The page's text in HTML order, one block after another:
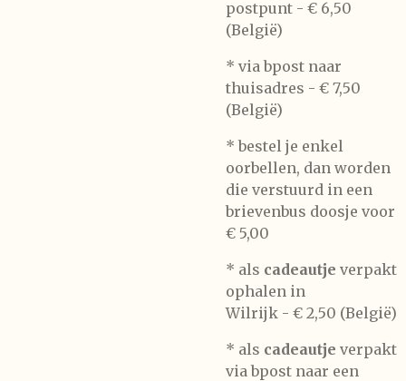
postpunt - € 6,50
(België)
* via bpost naar
thuisadres - € 7,50
(België)
* bestel je enkel
oorbellen, dan worden
die verstuurd in een
brievenbus doosje voor
€ 5,00
* als cadeautje verpakt
ophalen in
Wilrijk - € 2,50 (België)
* als cadeautje verpakt
via bpost naar een